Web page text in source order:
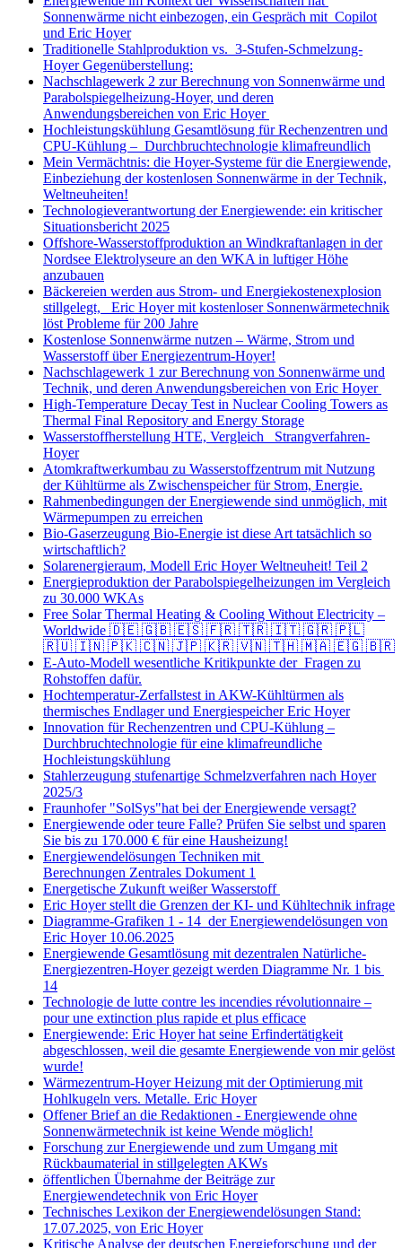
Sonnenwärme nicht einbezogen, ein Gespräch mit Copilot
und Eric Hoyer
Traditionelle Stahlproduktion vs. 3-Stufen-Schmelzung-
Hoyer Gegenüberstellung:
Nachschlagewerk 2 zur Berechnung von Sonnenwärme und
Parabolspiegelheizung-Hoyer, und deren
Anwendungsbereichen von Eric Hoyer
Hochleistungskühlung Gesamtlösung für Rechenzentren und
CPU-Kühlung – Durchbruchtechnologie klimafreundlich
Mein Vermächtnis: die Hoyer-Systeme für die Energiewende,
Einbeziehung der kostenlosen Sonnenwärme in der Technik,
Weltneuheiten!
Technologieverantwortung der Energiewende: ein kritischer
Situationsbericht 2025
Offshore-Wasserstoffproduktion an Windkraftanlagen in der
Nordsee Elektrolyseure an den WKA in luftiger Höhe
anzubauen
Bäckereien werden aus Strom- und Energiekostenexplosion
stillgelegt, Eric Hoyer mit kostenloser Sonnenwärmetechnik
löst Probleme für 200 Jahre
Kostenlose Sonnenwärme nutzen – Wärme, Strom und
Wasserstoff über Energiezentrum-Hoyer!
Nachschlagewerk 1 zur Berechnung von Sonnenwärme und
Technik, und deren Anwendungsbereichen von Eric Hoyer
High-Temperature Decay Test in Nuclear Cooling Towers as
Thermal Final Repository and Energy Storage
Wasserstoffherstellung HTE, Vergleich Strangverfahren-
Hoyer
Atomkraftwerkumbau zu Wasserstoffzentrum mit Nutzung
der Kühltürme als Zwischenspeicher für Strom, Energie.
Rahmenbedingungen der Energiewende sind unmöglich, mit
Wärmepumpen zu erreichen
Bio-Gaserzeugung Bio-Energie ist diese Art tatsächlich so
wirtschaftlich?
Solarenergieraum, Modell Eric Hoyer Weltneuheit! Teil 2
Energieproduktion der Parabolspiegelheizungen im Vergleich
zu 30.000 WKAs
Free Solar Thermal Heating & Cooling Without Electricity –
Worldwide 🇩🇪 🇬🇧 🇪🇸 🇫🇷 🇹🇷 🇮🇹 🇬🇷 🇵🇱
🇷🇺 🇮🇳 🇵🇰 🇨🇳 🇯🇵 🇰🇷 🇻🇳 🇹🇭 🇲🇦 🇪🇬 🇧🇷
E-Auto-Modell wesentliche Kritikpunkte der Fragen zu
Rohstoffen dafür.
Hochtemperatur-Zerfallstest in AKW-Kühltürmen als
thermisches Endlager und Energiespeicher Eric Hoyer
Innovation für Rechenzentren und CPU-Kühlung –
Durchbruchtechnologie für eine klimafreundliche
Hochleistungskühlung
Stahlerzeugung stufenartige Schmelzverfahren nach Hoyer
2025/3
Fraunhofer "SolSys"hat bei der Energiewende versagt?
Energiewende oder teure Falle? Prüfen Sie selbst und sparen
Sie bis zu 170.000 € für eine Hausheizung!
Energiewendelösungen Techniken mit
Berechnungen Zentrales Dokument 1
Energetische Zukunft weißer Wasserstoff
Eric Hoyer stellt die Grenzen der KI- und Kühltechnik infrage
Diagramme-Grafiken 1 - 14 der Energiewendelösungen von
Eric Hoyer 10.06.2025
Energiewende Gesamtlösung mit dezentralen Natürliche-
Energiezentren-Hoyer gezeigt werden Diagramme Nr. 1 bis
14
Technologie de lutte contre les incendies révolutionnaire –
pour une extinction plus rapide et plus efficace
Energiewende: Eric Hoyer hat seine Erfindertätigkeit
abgeschlossen, weil die gesamte Energiewende von mir gelöst
wurde!
Wärmezentrum-Hoyer Heizung mit der Optimierung mit
Hohlkugeln vers. Metalle. Eric Hoyer
Offener Brief an die Redaktionen - Energiewende ohne
Sonnenwärmetechnik ist keine Wende möglich!
Forschung zur Energiewende und zum Umgang mit
Rückbaumaterial in stillgelegten AKWs
öffentlichen Übernahme der Beiträge zur
Energiewendetechnik von Eric Hoyer
Technisches Lexikon der Energiewendelösungen Stand:
17.07.2025, von Eric Hoyer
Kritische Analyse der deutschen Energieforschung und der